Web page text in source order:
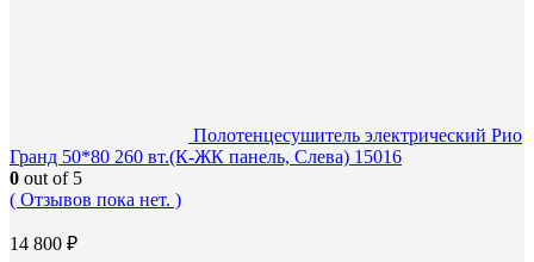
Полотенцесушитель электрический Рио
Гранд 50*80 260 вт.(К-ЖК панель, Слева) 15016
0 out of 5
( Отзывов пока нет. )
14 800 ₽